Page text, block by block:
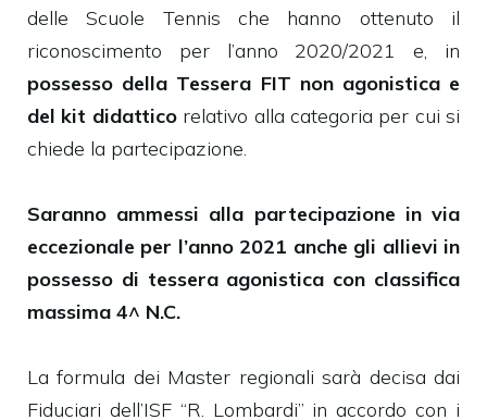
delle Scuole Tennis che hanno ottenuto il
riconoscimento per l’anno 2020/2021 e, in
possesso della Tessera FIT non agonistica e
del kit didattico relativo alla categoria per cui si
chiede la partecipazione.
Saranno ammessi alla partecipazione in via
eccezionale per l’anno 2021 anche gli allievi in
possesso di tessera agonistica con classifica
massima 4^ N.C.
La formula dei Master regionali sarà decisa dai
Fiduciari dell’ISF “R. Lombardi” in accordo con i